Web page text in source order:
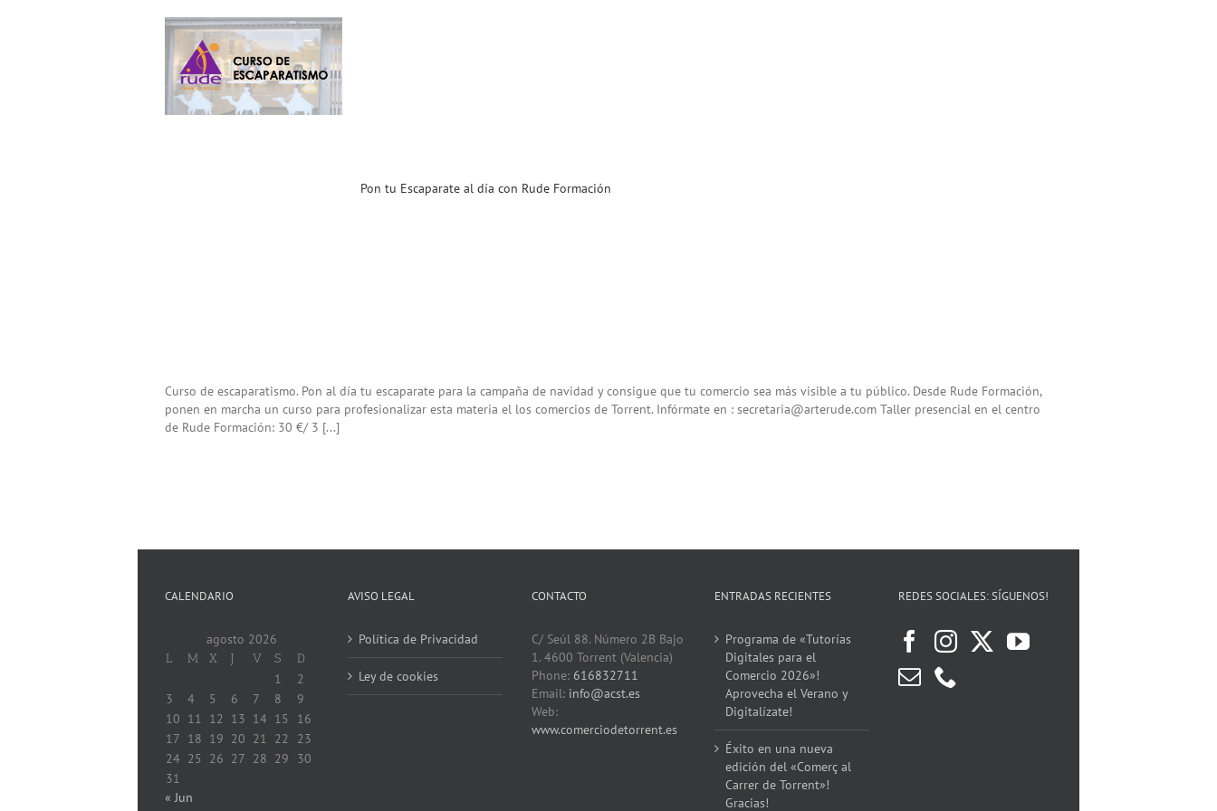
Pon tu Escaparate al día con Rude Formación
Curso de escaparatismo. Pon al día tu escaparate para la campaña de navidad y consigue que tu comercio sea más visible a tu público. Desde Rude Formación,
ponen en marcha un curso para profesionalizar esta materia el los comercios de Torrent. Infórmate en : secretaria@arterude.com Taller presencial en el centro
de Rude Formación: 30 €/ 3 [...]
CALENDARIO
agosto 2026
L M X J V S D
1
2
3
4 5 6 7 8
9
10 11 12 13 14 15
16
17 18 19 20 21 22
23
24 25 26 27 28 29
30
31
« Jun
AVISO LEGAL
Política de Privacidad
Ley de cookies
CONTACTO
C/ Seúl 88. Número 2B Bajo
1. 4600 Torrent (Valencia)
Phone: 616832711
Email: info@acst.es
Web:
www.comerciodetorrent.es
ENTRADAS RECIENTES
Programa de «Tutorías
Digitales para el
Comercio 2026»!
Aprovecha el Verano y
Digitalízate!
Éxito en una nueva
edición del «Comerç al
Carrer de Torrent»!
Gracias!
REDES SOCIALES: SÍGUENOS!